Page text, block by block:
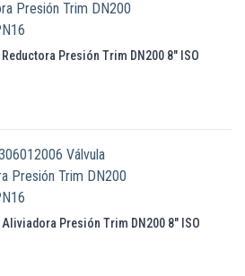
Reductora Presión Trim DN200 8″ ISO
Aliviadora Presión Trim DN200 8″ ISO